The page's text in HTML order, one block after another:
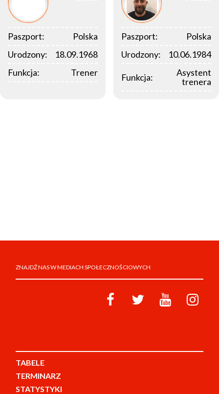
Paszport:
Polska
Urodzony:
18.09.1968
Funkcja:
Trener
Paszport:
Polska
Urodzony:
10.06.1984
Funkcja:
Asystent
trenera
ZNAJDŹ NAS W MEDIACH SPOŁECZNOŚCIOWYCH
TABELE
TERMINARZ
STATYSTYKI